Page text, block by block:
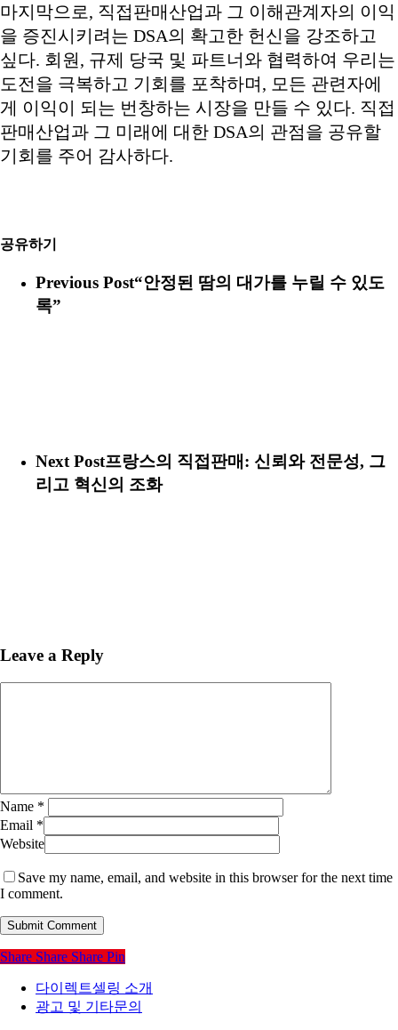
마지막으로, 직접판매산업과 그 이해관계자의 이익
을 증진시키려는 DSA의 확고한 헌신을 강조하고
싶다. 회원, 규제 당국 및 파트너와 협력하여 우리는
도전을 극복하고 기회를 포착하며, 모든 관련자에
게 이익이 되는 번창하는 시장을 만들 수 있다. 직접
판매산업과 그 미래에 대한 DSA의 관점을 공유할
기회를 주어 감사하다.
공유하기
Previous Post“안정된 땀의 대가를 누릴 수 있도
록”
Next Post프랑스의 직접판매: 신뢰와 전문성, 그
리고 혁신의 조화
Leave a Reply
Name *
Email *
Website
Save my name, email, and website in this browser for the next time
I comment.
Share Share Share Pin
다이렉트셀링 소개
광고 및 기타문의